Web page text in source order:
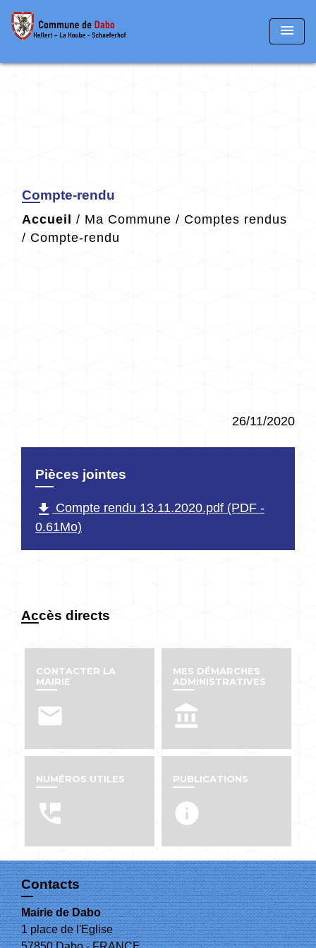
menu
Compte-rendu
Accueil / Ma Commune / Comptes rendus
/ Compte-rendu
26/11/2020
Pièces jointes
file_download Compte rendu 13.11.2020.pdf (PDF -
0.61Mo)
Accès directs
CONTACTER LA
MAIRIE
email
MES DÉMARCHES
ADMINISTRATIVES
account_balance
NUMÉROS UTILES
perm_phone_msg
PUBLICATIONS
info
Contacts
Mairie de Dabo
1 place de l'Eglise